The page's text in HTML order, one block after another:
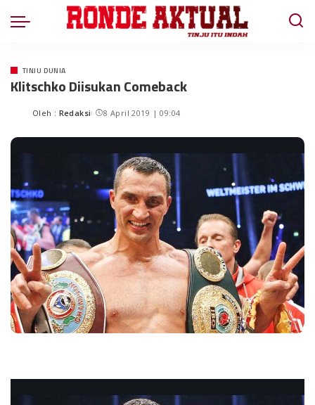
TINJU DUNIA
Klitschko Diisukan Comeback
Oleh : Redaksi 8 April 2019 | 09:04